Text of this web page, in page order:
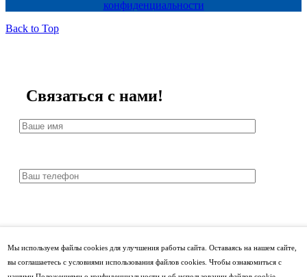
Мы используем файлы cookies для улучшения работы сайта. Оставаясь на нашем сайте,
вы соглашаетесь с условиями использования файлов cookies. Чтобы ознакомиться с
конфиденциальности
Back to Top
Связаться с нами!